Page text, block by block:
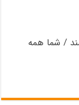
/ شما همه